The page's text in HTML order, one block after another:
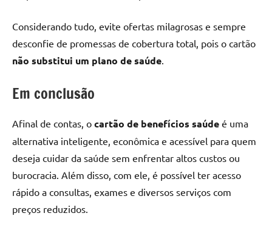
Considerando tudo, evite ofertas milagrosas e sempre
desconfie de promessas de cobertura total, pois o cartão
não substitui um plano de saúde
Em conclusão
Afinal de contas, o cartão de benefícios saúde é uma
alternativa inteligente, econômica e acessível para quem
deseja cuidar da saúde sem enfrentar altos custos ou
burocracia. Além disso, com ele, é possível ter acesso
rápido a consultas, exames e diversos serviços com
preços reduzidos.